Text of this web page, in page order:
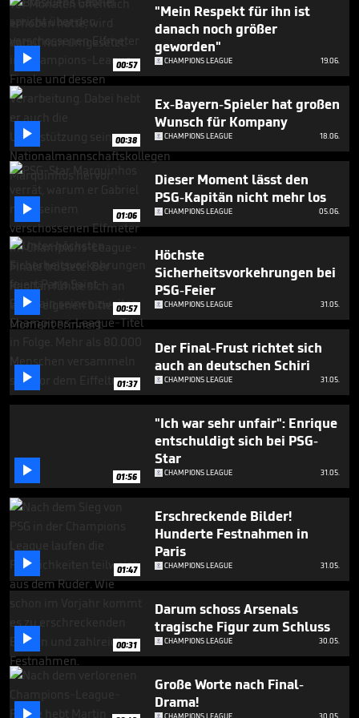
1
seconds
 00:57
"Mein Respekt für ihn ist
danach noch größer
geworden"
CHAMPIONS LEAGUE 19.06.
 00:38
Ex-Bayern-Spieler hat großen
Wunsch für Kompany
CHAMPIONS LEAGUE 18.06.
 01:06
Dieser Moment lässt den
PSG-Kapitän nicht mehr los
CHAMPIONS LEAGUE 05.06.
 00:57
Höchste
Sicherheitsvorkehrungen bei
PSG-Feier
CHAMPIONS LEAGUE 31.05.
 01:37
Der Final-Frust richtet sich
auch an deutschen Schiri
CHAMPIONS LEAGUE 31.05.
 01:56
"Ich war sehr unfair": Enrique
entschuldigt sich bei PSG-
Star
CHAMPIONS LEAGUE 31.05.
 01:47
Erschreckende Bilder!
Hunderte Festnahmen in
Paris
CHAMPIONS LEAGUE 31.05.
 00:31
Darum schoss Arsenals
tragische Figur zum Schluss
CHAMPIONS LEAGUE 30.05.

Große Worte nach Final-
Drama!